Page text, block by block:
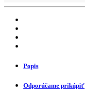
Popis
Odporúčame prikúpiť